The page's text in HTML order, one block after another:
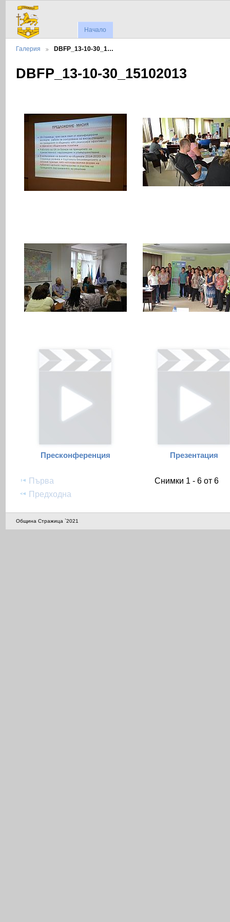
Начало
Галерия DBFP_13-10-30_1…
DBFP_13-10-30_15102013
Пресконференция Презентация
Първа
Предходна
Снимки 1 - 6 от 6
Община Стражица `2021